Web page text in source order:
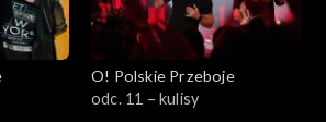
O! Polskie Przeboje
odc. 11 – kulisy